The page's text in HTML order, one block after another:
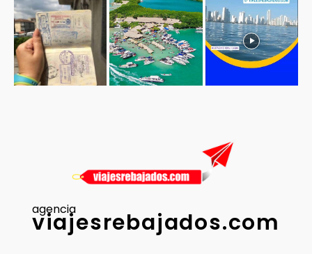
agencia
viajesrebajados.com